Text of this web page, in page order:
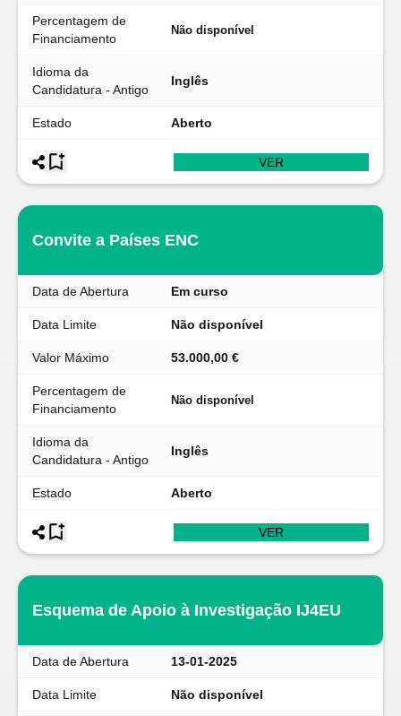
Percentagem de
Financiamento
Não disponível
Idioma da
Candidatura - Antigo
Inglês
Estado Aberto
VER
Convite a Países ENC
Data de Abertura Em curso
Data Limite Não disponível
Valor Máximo 53.000,00 €
Percentagem de
Financiamento
Não disponível
Idioma da
Candidatura - Antigo
Inglês
Estado Aberto
VER
Esquema de Apoio à Investigação IJ4EU
Data de Abertura 13-01-2025
Data Limite Não disponível